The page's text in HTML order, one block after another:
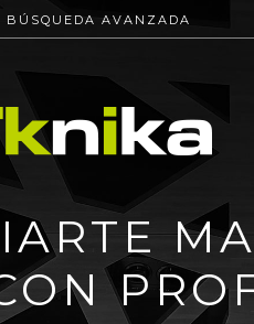
BÚSQUEDA AVANZADA